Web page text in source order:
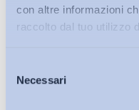
con altre informazioni
raccolto dal tuo utilizzo
delNecessariBollettini ADAPT
alternative Puntare sulla
tutti gli effetti. La
Efesto e Atena stanno